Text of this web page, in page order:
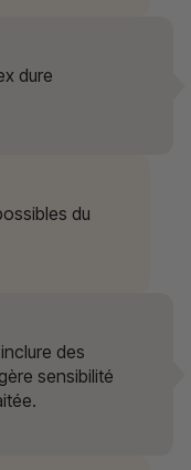
dure
du
des
sensibilité